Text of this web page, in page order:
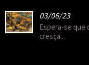
03/06/23
Espera-se que
cresça...